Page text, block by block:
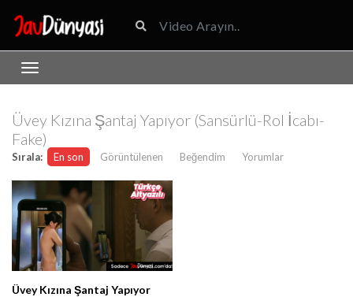
Üvey Kızına Şantaj Yapıyor (Sansürlü-Rol İcabı-
Fake)
Sırala: En son Görüntülenen Beğendim Yorumlar
Üvey Kızına Şantaj Yapıyor